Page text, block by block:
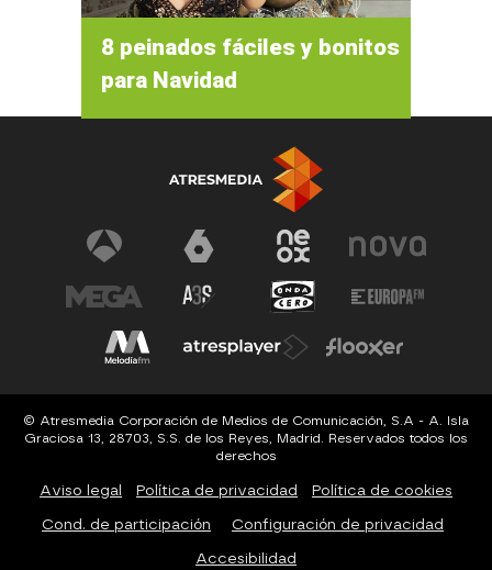
8 peinados fáciles y bonitos
para Navidad
© Atresmedia Corporación de Medios de Comunicación, S.A - A. Isla
Graciosa 13, 28703, S.S. de los Reyes, Madrid. Reservados todos los
derechos
Aviso legal Política de privacidad Política de cookies
Cond. de participación Configuración de privacidad
Accesibilidad